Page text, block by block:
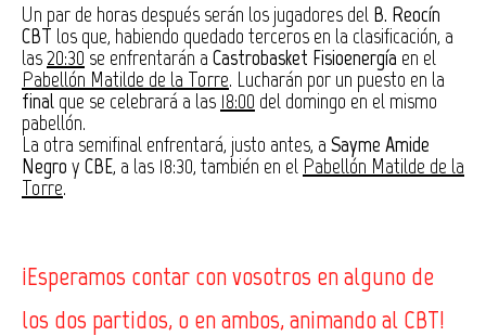
Un par de horas después serán los jugadores del B. Reocín
CBT los que, habiendo quedado terceros en la clasificación, a
las20:30se enfrentarán aCastrobasket Fisioenergía en el
Pabellón Matilde de la Torre. Lucharán por un puesto en la
final que se celebrará a las 18:00 del domingo en el mismo
pabellón.
La otra semifinal enfrentará, justo antes, aSayme Amide
Negro y CBE, a las 18:30, también en el Pabellón Matilde de la
Torre.
¡Esperamos contar con vosotros en alguno de
los dos partidos, o en ambos, animando al CBT!